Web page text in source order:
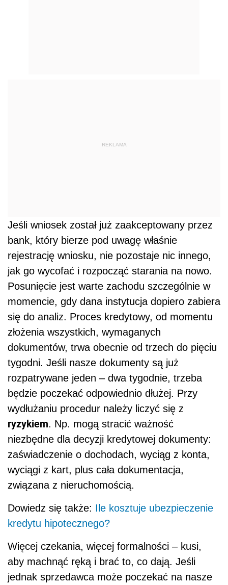
REKLAMA
Jeśli wniosek został już zaakceptowany przez
bank, który bierze pod uwagę właśnie
rejestrację wniosku, nie pozostaje nic innego,
jak go wycofać i rozpocząć starania na nowo.
Posunięcie jest warte zachodu szczególnie w
momencie, gdy dana instytucja dopiero zabiera
się do analiz. Proces kredytowy, od momentu
złożenia wszystkich, wymaganych
dokumentów, trwa obecnie od trzech do pięciu
tygodni. Jeśli nasze dokumenty są już
rozpatrywane jeden – dwa tygodnie, trzeba
będzie poczekać odpowiednio dłużej. Przy
wydłużaniu procedur należy liczyć się z
ryzykiem. Np. mogą stracić ważność
niezbędne dla decyzji kredytowej dokumenty:
zaświadczenie o dochodach, wyciąg z konta,
wyciągi z kart, plus cała dokumentacja,
związana z nieruchomością.
Dowiedz się także: Ile kosztuje ubezpieczenie
kredytu hipotecznego?
Więcej czekania, więcej formalności – kusi,
aby machnąć ręką i brać to, co dają. Jeśli
jednak sprzedawca może poczekać na nasze